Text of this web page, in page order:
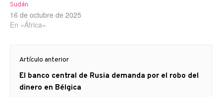
Sudán
16 de octubre de 2025
En «África»
de
entradas
Artículo anterior
Artículo
anterior
El banco central de Rusia demanda por el robo del
dinero en Bélgica